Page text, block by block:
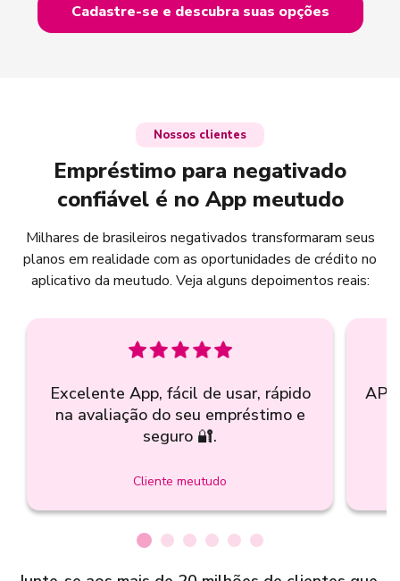
Cadastre-se e descubra suas opções
Nossos clientes
Empréstimo para negativado
confiável é no App meutudo
Milhares de brasileiros negativados transformaram seus
planos em realidade com as oportunidades de crédito no
aplicativo da meutudo. Veja alguns depoimentos reais:
Excelente App, fácil de usar, rápido
na avaliação do seu empréstimo e
seguro 🔐.
Cliente meutudo